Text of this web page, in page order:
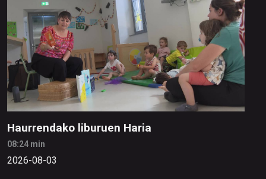
Haurrendako liburuen Haria
08:24 min
2026-08-03